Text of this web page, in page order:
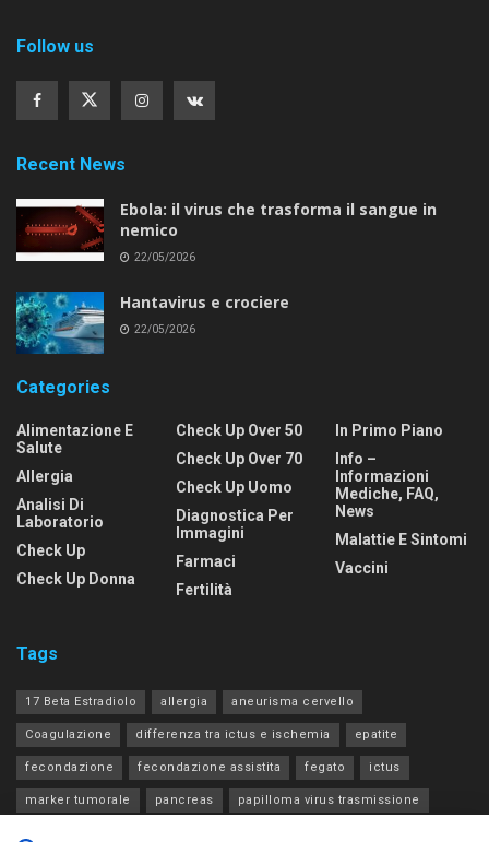
Follow us
Recent News
Ebola: il virus che trasforma il sangue in
nemico
22/05/2026
Hantavirus e crociere
22/05/2026
Categories
Alimentazione E
Salute
Allergia
Analisi Di
Laboratorio
Check Up
Check Up Donna
Check Up Over 50
Check Up Over 70
Check Up Uomo
Diagnostica Per
Immagini
Farmaci
Fertilità
In Primo Piano
Info –
Informazioni
Mediche, FAQ,
News
Malattie E Sintomi
Vaccini
Tags
17 Beta Estradiolo allergia aneurisma cervello
Coagulazione differenza tra ictus e ischemia epatite
fecondazione fecondazione assistita fegato ictus
marker tumorale pancreas papilloma virus trasmissione